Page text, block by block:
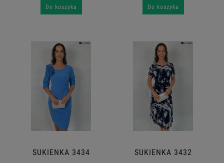
Do koszyka Do koszyka
SUKIENKA 3434 SUKIENKA 3432